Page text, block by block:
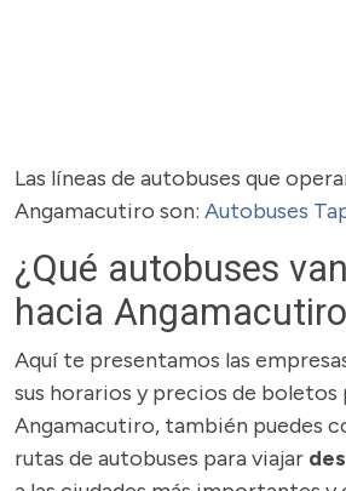
Las líneas de autobuses que
Angamacutiro son: Autobuses
¿Qué autobuses
hacia
Aquí te presentamos las
sus horarios y precios de boletos
Angamacutiro, también puedes
rutas de autobuses para viajar